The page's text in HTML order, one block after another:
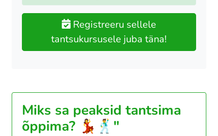
Registreeru sellele
tantsukursusele juba täna!
Miks sa peaksid tantsima
õppima? 💃🕺"